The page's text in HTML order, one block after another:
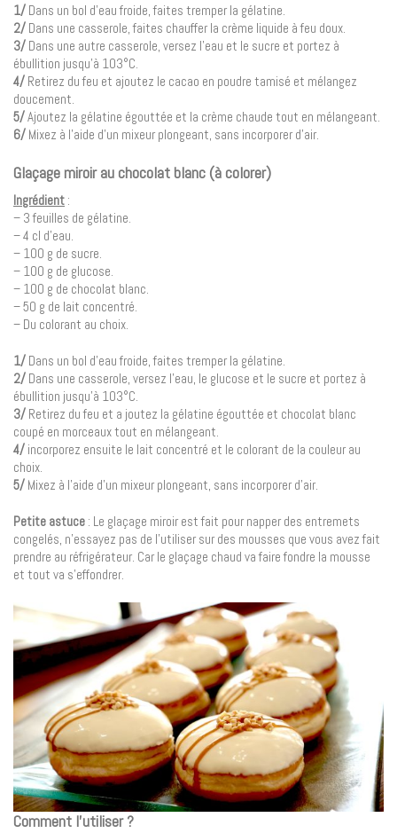
1/ Dans un bol d’eau froide, faites tremper la gélatine.
2/ Dans une casserole, faites chauffer la crème liquide à feu doux.
3/ Dans une autre casserole, versez l’eau et le sucre et portez à
ébullition jusqu’à 103°C.
4/ Retirez du feu et ajoutez le cacao en poudre tamisé et mélangez
doucement.
5/Ajoutez la gélatine égouttée et la crème chaude tout en mélangeant.
6/ Mixez à l’aide d’un mixeur plongeant, sans incorporer d’air.
Glaçage miroir au chocolat blanc (à colorer)
Ingrédient :
– 3 feuilles de gélatine.
– 4 cl d’eau.
– 100 g de sucre.
– 100 g de glucose.
– 100 g de chocolat blanc.
– 50 g de lait concentré.
– Du colorant au choix.
1/ Dans un bol d’eau froide, faites tremper la gélatine.
2/ Dans une casserole, versez l’eau, le glucose et le sucre et portez à
ébullition jusqu’à 103°C.
3/ Retirez du feu et a joutez la gélatine égouttée et chocolat blanc
coupé en morceaux tout en mélangeant.
4/ incorporez ensuite le lait concentré et le colorant de la couleur au
choix.
5/ Mixez à l’aide d’un mixeur plongeant, sans incorporer d’air.
Petite astuce : Le glaçage miroir est fait pour napper des entremets
congelés, n’essayez pas de l’utiliser sur des mousses que vous avez fait
prendre au réfrigérateur. Car le glaçage chaud va faire fondre la mousse
et tout va s’effondrer.
Comment l’utiliser ?